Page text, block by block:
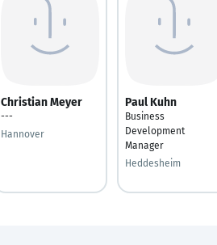
Christian Meyer
---
Hannover
Paul Kuhn
Business
Development
Manager
Heddesheim